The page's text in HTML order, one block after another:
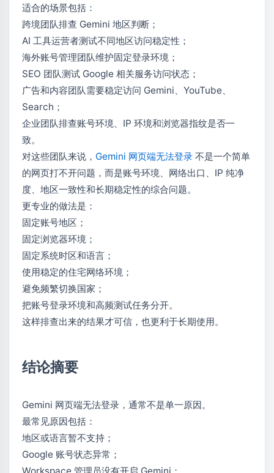
适合的场景包括：
跨境团队排查 Gemini 地区判断；
AI 工具运营者测试不同地区访问稳定性；
海外账号管理团队维护固定登录环境；
SEO 团队测试 Google 相关服务访问状态；
广告和内容团队需要稳定访问 Gemini、YouTube、
Search；
企业团队排查账号环境、IP 环境和浏览器指纹是否一
致。
对这些团队来说， Gemini 网页端无法登录 不是一个简单
的网页打不开问题，而是账号环境、网络出口、IP 纯净
度、地区一致性和长期稳定性的综合问题。
更专业的做法是：
固定账号地区；
固定浏览器环境；
固定系统时区和语言；
使用稳定的住宅网络环境；
避免频繁切换国家；
把账号登录环境和高频测试任务分开。
这样排查出来的结果才可信，也更利于长期使用。
结论摘要
Gemini 网页端无法登录，通常不是单一原因。
最常见原因包括：
地区或语言暂不支持；
Google 账号状态异常；
Workspace 管理员没有开启 Gemini；